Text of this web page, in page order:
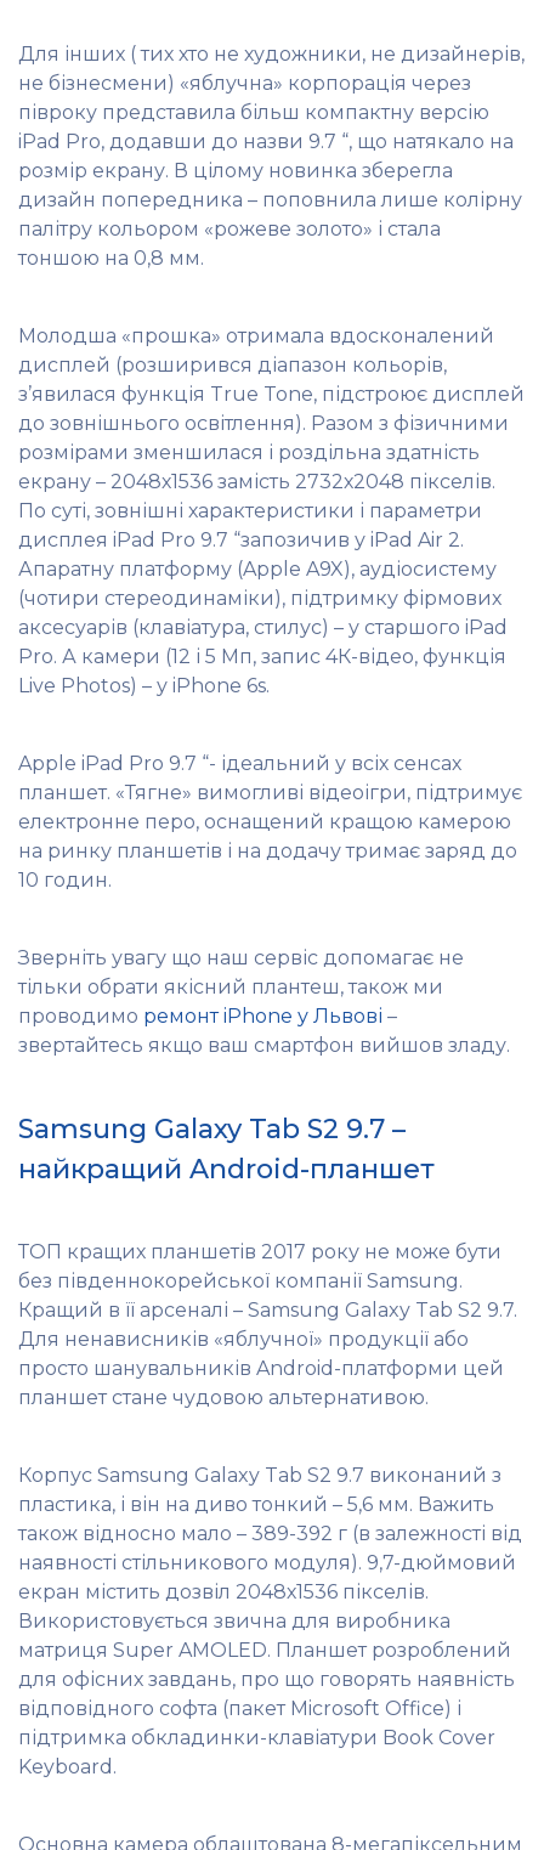
Для інших ( тих хто не художники, не дизайнерів,
не бізнесмени) «яблучна» корпорація через
півроку представила більш компактну версію
iPad Pro, додавши до назви 9.7 “, що натякало на
розмір екрану. В цілому новинка зберегла
дизайн попередника – поповнила лише колірну
палітру кольором «рожеве золото» і стала
тоншою на 0,8 мм.
Молодша «прошка» отримала вдосконалений
дисплей (розширився діапазон кольорів,
з’явилася функція True Tone, підстроює дисплей
до зовнішнього освітлення). Разом з фізичними
розмірами зменшилася і роздільна здатність
екрану – 2048х1536 замість 2732х2048 пікселів.
По суті, зовнішні характеристики і параметри
дисплея iPad Pro 9.7 “запозичив у iPad Air 2.
Апаратну платформу (Apple A9X), аудіосистему
(чотири стереодинаміки), підтримку фірмових
аксесуарів (клавіатура, стилус) – у старшого iPad
Pro. А камери (12 і 5 Мп, запис 4К-відео, функція
Live Photos) – у iPhone 6s.
Apple iPad Pro 9.7 “- ідеальний у всіх сенсах
планшет. «Тягне» вимогливі відеоігри, підтримує
електронне перо, оснащений кращою камерою
на ринку планшетів і на додачу тримає заряд до
10 годин.
Зверніть увагу що наш сервіс допомагає не
тільки обрати якісний плантеш, також ми
проводимо ремонт iPhone у Львові –
звертайтесь якщо ваш смартфон вийшов зладу.
Samsung Galaxy Tab S2 9.7 –
найкращий Android-планшет
ТОП кращих планшетів 2017 року не може бути
без південнокорейської компанії Samsung.
Кращий в її арсеналі – Samsung Galaxy Tab S2 9.7.
Для ненависників «яблучної» продукції або
просто шанувальників Android-платформи цей
планшет стане чудовою альтернативою.
Корпус Samsung Galaxy Tab S2 9.7 виконаний з
пластика, і він на диво тонкий – 5,6 мм. Важить
також відносно мало – 389-392 г (в залежності від
наявності стільникового модуля). 9,7-дюймовий
екран містить дозвіл 2048х1536 пікселів.
Використовується звична для виробника
матриця Super AMOLED. Планшет розроблений
для офісних завдань, про що говорять наявність
відповідного софта (пакет Microsoft Office) і
підтримка обкладинки-клавіатури Book Cover
Keyboard.
Основна камера облаштована 8-мегапіксельним